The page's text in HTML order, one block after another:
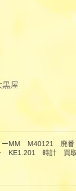
黒屋
ーMM M40121 廃
KE1.201 時計 買取